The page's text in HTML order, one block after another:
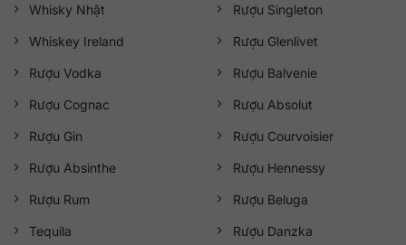
Whisky Nhật
Whiskey Ireland
Rượu Vodka
Rượu Cognac
Rượu Gin
Rượu Absinthe
Rượu Rum
Tequila
Rượu Singleton
Rượu Glenlivet
Rượu Balvenie
Rượu Absolut
Rượu Courvoisier
Rượu Hennessy
Rượu Beluga
Rượu Danzka